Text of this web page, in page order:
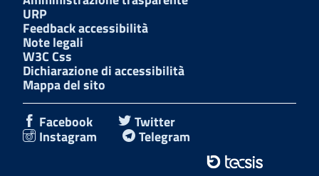
URP
Feedback accessibilità
Note legali
W3C Css
Dichiarazione di accessibilità
Mappa del sito
Facebook
Twitter
Instagram Telegram